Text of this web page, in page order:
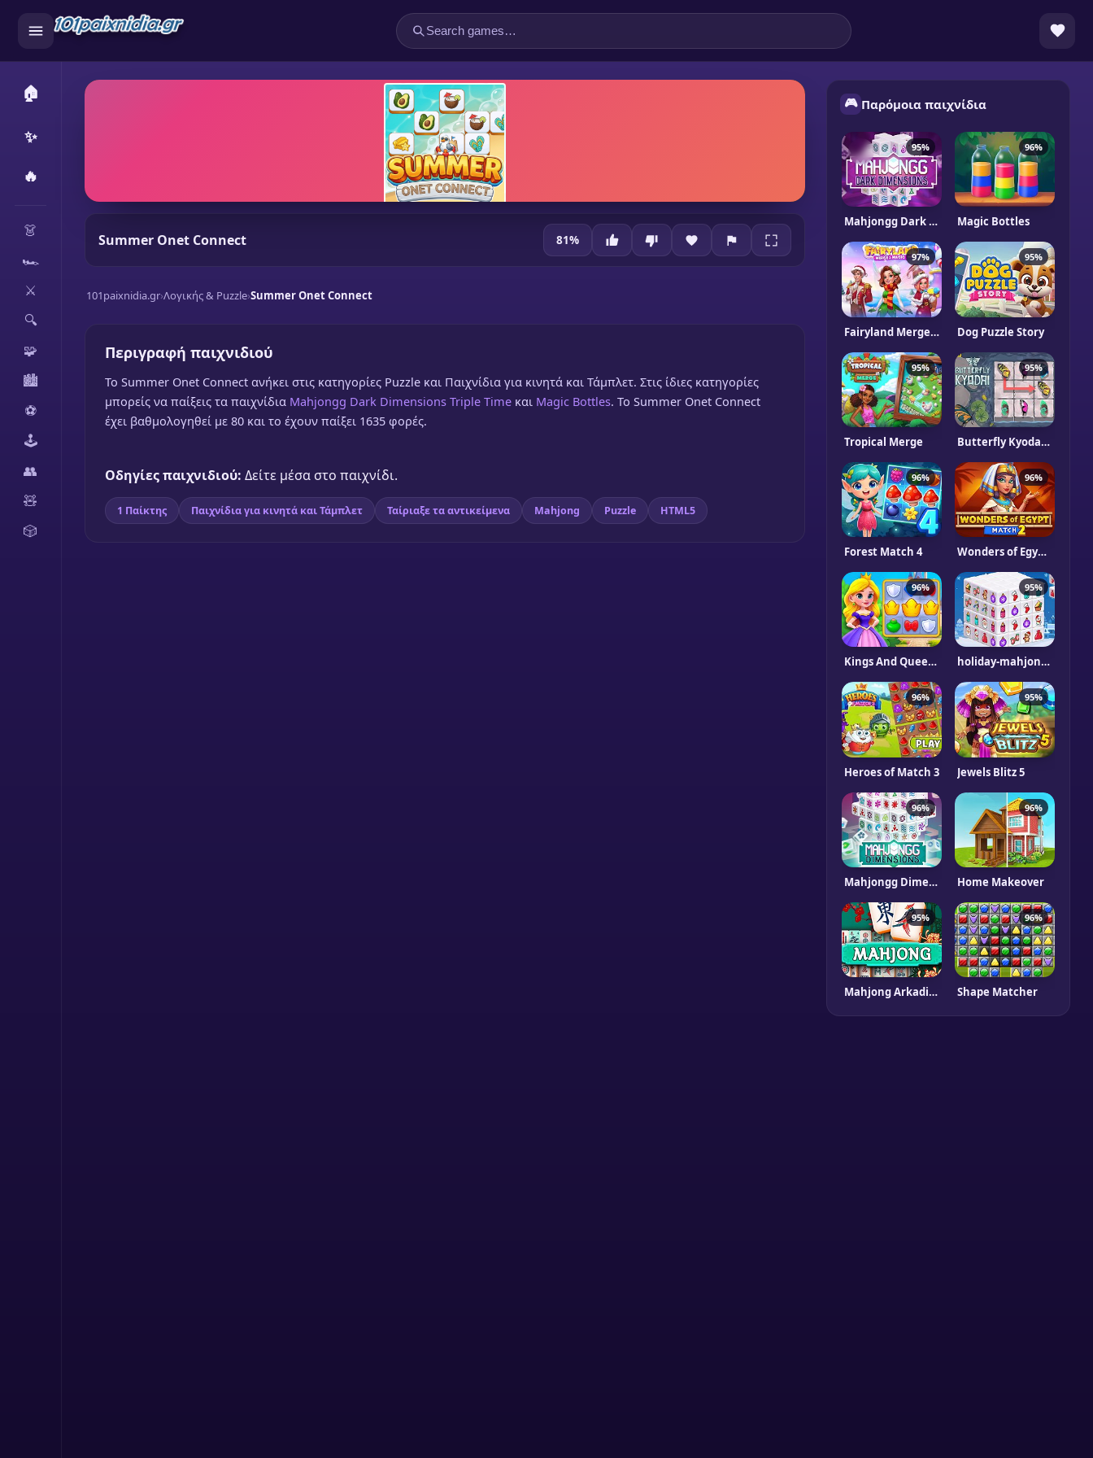
🏠
✨
🔥
👗
🏎️
⚔️
🔍
🧩
🏙️
⚽
🕹️
👥
🧸
🎲
Summer Onet Connect 81%
101paixnidia.gr›Λογικής & Puzzle›Summer Onet Connect
Περιγραφή παιχνιδιού
To Summer Onet Connect ανήκει στις κατηγορίες Puzzle και Παιχνίδια για κινητά και Τάμπλετ. Στις ίδιες κατηγορίες
μπορείς να παίξεις τα παιχνίδια Mahjongg Dark Dimensions Triple Time και Magic Bottles. Το Summer Onet Connect
έχει βαθμολογηθεί με 80 και το έχουν παίξει 1635 φορές.
Οδηγίες παιχνιδιού: Δείτε μέσα στο παιχνίδι.
1 Παίκτης Παιχνίδια για κινητά και Τάμπλετ Ταίριαξε τα αντικείμενα Mahjong Puzzle HTML5
🎮 Παρόμοια παιχνίδια
95%
Mahjongg Dark Dimensions Triple Time
96%
Magic Bottles
97%
Fairyland Merge & Magic
95%
Dog Puzzle Story
95%
Tropical Merge
95%
Butterfly Kyodai HD
96%
Forest Match 4
96%
Wonders of Egypt Match 2
96%
Kings And Queens Match
95%
holiday-mahjong-dimensions
96%
Heroes of Match 3
95%
Jewels Blitz 5
96%
Mahjongg Dimensions
96%
Home Makeover
95%
Mahjong Arkadium
96%
Shape Matcher